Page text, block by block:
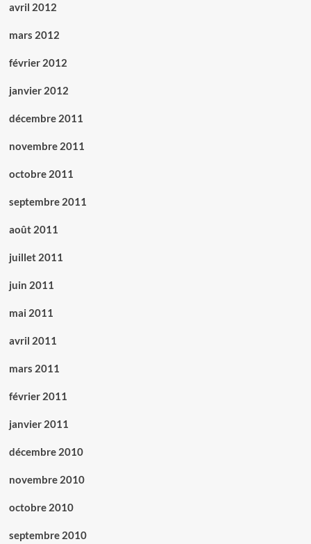
avril 2012
mars 2012
février 2012
janvier 2012
décembre 2011
novembre 2011
octobre 2011
septembre 2011
août 2011
juillet 2011
juin 2011
mai 2011
avril 2011
mars 2011
février 2011
janvier 2011
décembre 2010
novembre 2010
octobre 2010
septembre 2010